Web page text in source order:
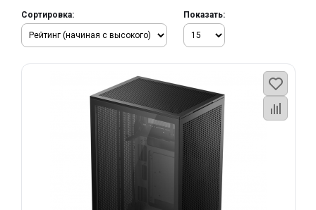
Сортировка: Показать: